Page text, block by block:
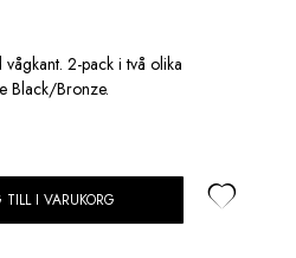
2-pack i två olika
Black/Bronze.
TILL I VARUKORG